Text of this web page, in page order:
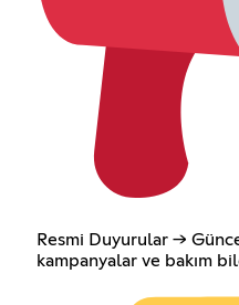
Resmi Duyurular →
kampanyalar ve bakım